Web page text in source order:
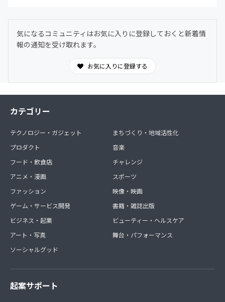
気になるコミュニティはお気に入りに登録しておくと新着情
報の通知を受け取れます。
お気に入りに登録する
カテゴリー
テクノロジー・ガジェット
プロダクト
フード・飲食店
アニメ・漫画
ファッション
ゲーム・サービス開発
ビジネス・起業
アート・写真
ソーシャルグッド
まちづくり・地域活性化
音楽
チャレンジ
スポーツ
映像・映画
書籍・雑誌出版
ビューティー・ヘルスケア
舞台・パフォーマンス
起案サポート